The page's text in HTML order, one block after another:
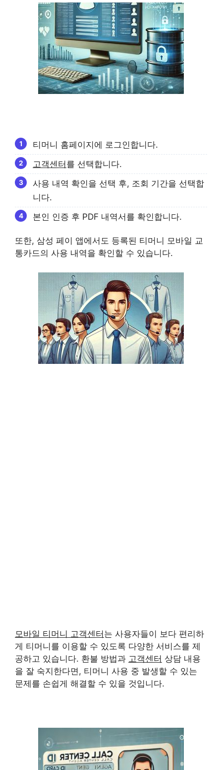
티머니 홈페이지에 로그인합니다.
고객센터 를 선택합니다.
사용 내역 확인을 선택 후, 조회 기간을 선택합
니다.
본인 인증 후 PDF 내역서를 확인합니다.
또한, 삼성 페이 앱에서도 등록된 티머니 모바일 교
통카드의 사용 내역을 확인할 수 있습니다.
모바일 티머니 고객센터는 사용자들이 보다 편리하
게 티머니를 이용할 수 있도록 다양한 서비스를 제
공하고 있습니다. 환불 방법과 고객센터 상담 내용
을 잘 숙지한다면, 티머니 사용 중 발생할 수 있는
문제를 손쉽게 해결할 수 있을 것입니다.